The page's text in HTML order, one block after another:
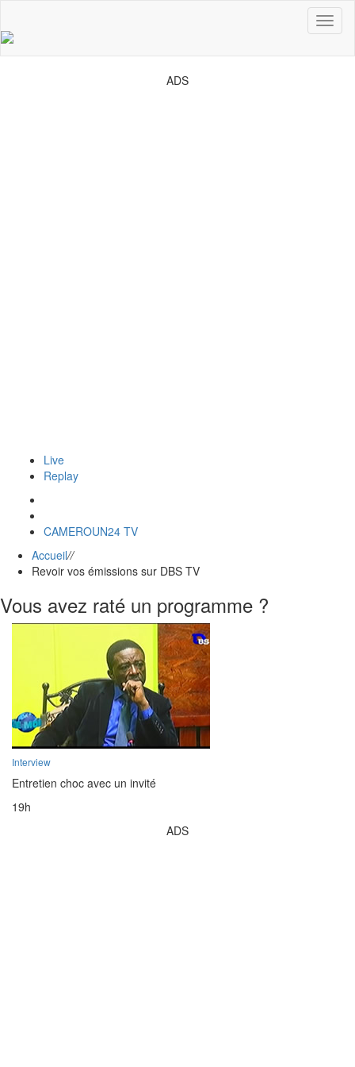
ADS
Live
Replay
CAMEROUN24 TV
Accueil//
Revoir vos émissions sur DBS TV
Vous avez raté un programme ?
Interview
Entretien choc avec un invité
19h
ADS